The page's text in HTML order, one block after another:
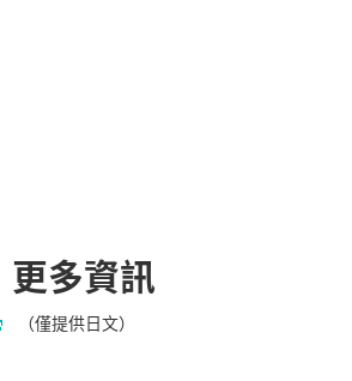
更多資訊
（僅提供日文）